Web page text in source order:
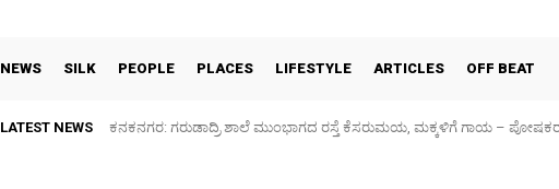
NEWS SILK PEOPLE PLACES LIFESTYLE ARTICLES OFF BEAT
LATEST NEWSಕನಕನಗರ: ಗರುಡಾದ್ರಿ ಶಾಲೆ ಮುಂಭಾಗದ ರಸ್ತೆ ಕೆಸರುಮಯ, ಮಕ್ಕಳಿಗೆ ಗಾಯ – ಪೋಷಕರ
Sidlaghatta Silk Cocoon Market-06/08/2026